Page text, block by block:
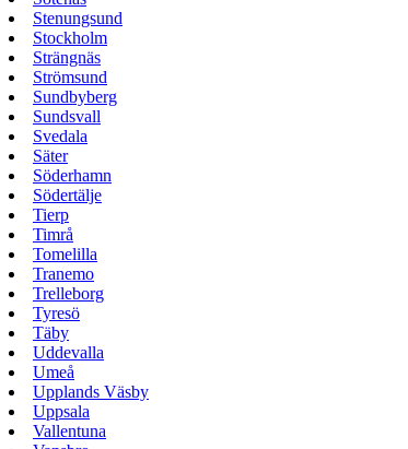
Stenungsund
Stockholm
Strängnäs
Strömsund
Sundbyberg
Sundsvall
Svedala
Säter
Söderhamn
Södertälje
Tierp
Timrå
Tomelilla
Tranemo
Trelleborg
Tyresö
Täby
Uddevalla
Umeå
Upplands Väsby
Uppsala
Vallentuna